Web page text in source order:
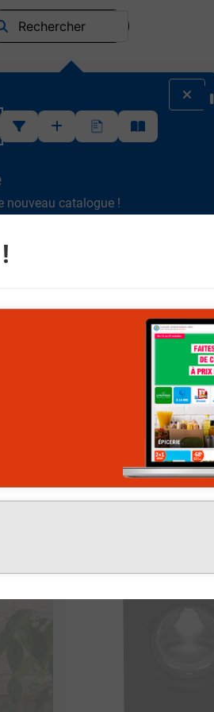
pour apprendre à utiliser
nouveau catalogue !
différents rayons.
−30€